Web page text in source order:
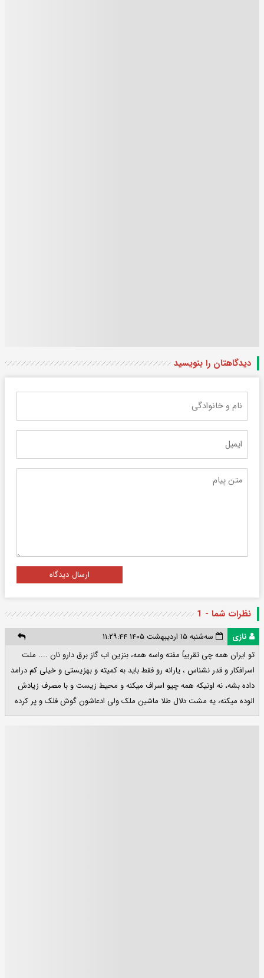
دیدگاهتان را بنویسید
ارسال دیدگاه
نظرات شما - 1
نازی
سه‌شنبه ۱۵ اردیبهشت ۱۴۰۵ ۱۱:۲۹:۴۴
تو ایران همه چی تقریباً مفته واسه همه، بنزین اب گاز برق دارو نان .... ملت
اسرافکار و قدر نشناس ، یارانه رو فقط باید به کمیته و بهزیستی و خیلی کم درامد
داده بشه، نه اونیکه همه چیو اسراف میکنه و محیط زیست و با مصرف زیادش
الوده میکنه، یه مشت دلال طلا ماشین ملک ولی ادعاشون گوش فلک و پر کرده